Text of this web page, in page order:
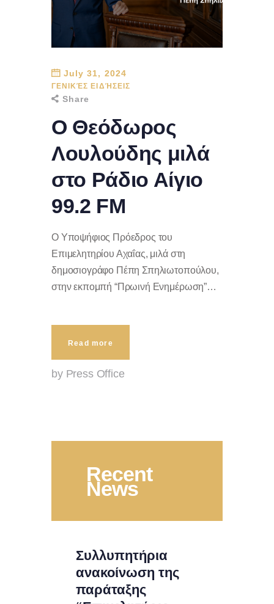
July 31, 2024
ΓΕΝΙΚΈΣ ΕΙΔΉΣΕΙΣ
Share
Ο Θεόδωρος
Λουλούδης μιλά
στο Ράδιο Αίγιο
99.2 FM
Ο Υποψήφιος Πρόεδρος του
Επιμελητηρίου Αχαΐας, μιλά στη
δημοσιογράφο Πέπη Σπηλιωτοπούλου,
στην εκπομπή “Πρωινή Ενημέρωση”…
Read more
by Press Office
Recent
News
Συλλυπητήρια
ανακοίνωση της
παράταξης